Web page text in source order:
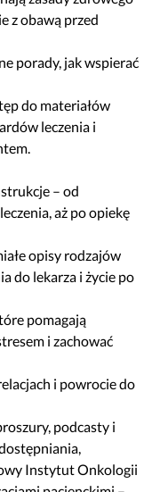
z obawą przed
porady, jak wspierać
do materiałów
leczenia i
– od
aż po opiekę
opisy rodzajów
do lekarza i życie po
pomagają
i zachować
i powrocie do
podcasty i
Instytut Onkologii